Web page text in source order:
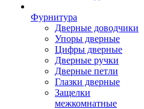
Фурнитура
Дверные доводчики
Упоры дверные
Цифры дверные
Дверные ручки
Дверные петли
Глазки дверные
Защелки
межкомнатные